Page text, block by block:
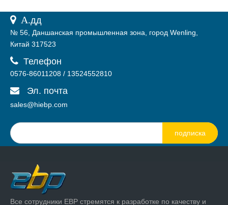
 А.дд
№ 56, Даншанская промышленная зона, город Wenling,
Китай 317523
 Телефон
0576-86011208 / 13524552810
 Эл. почта
sales@hiebp.com
подписка
Все сотрудники EBP стремятся к разработке по качеству и